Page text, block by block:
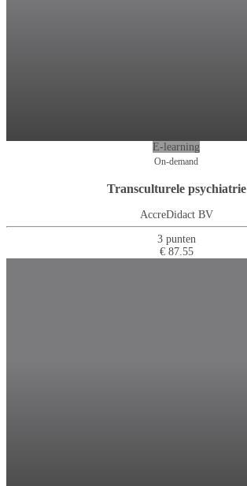
E-learning
On-demand
Transculturele psychiatrie
AccreDidact BV
3 punten
€ 87.55